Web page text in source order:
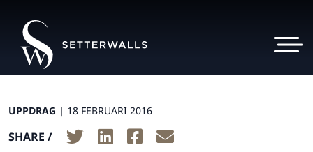
UPPDRAG | 18 FEBRUARI 2016
SHARE /